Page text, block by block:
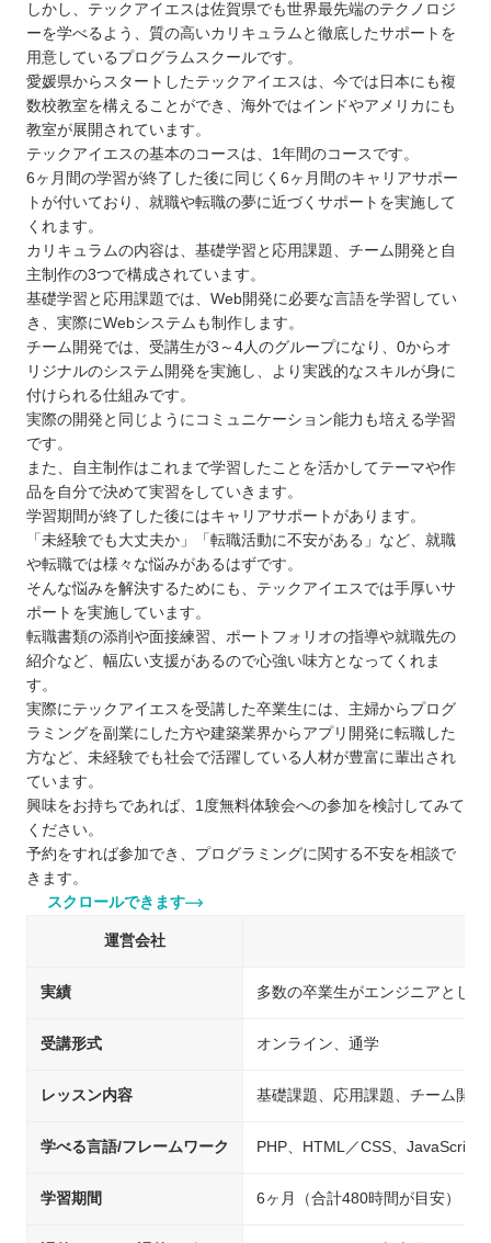
しかし、テックアイエスは佐賀県でも世界最先端のテクノロジ
ーを学べるよう、質の高いカリキュラムと徹底したサポートを
用意しているプログラムスクールです。
愛媛県からスタートしたテックアイエスは、今では日本にも複
数校教室を構えることができ、海外ではインドやアメリカにも
教室が展開されています。
テックアイエスの基本のコースは、1年間のコースです。
6ヶ月間の学習が終了した後に同じく6ヶ月間のキャリアサポー
トが付いており、就職や転職の夢に近づくサポートを実施して
くれます。
カリキュラムの内容は、基礎学習と応用課題、チーム開発と自
主制作の3つで構成されています。
基礎学習と応用課題では、Web開発に必要な言語を学習してい
き、実際にWebシステムも制作します。
チーム開発では、受講生が3～4人のグループになり、0からオ
リジナルのシステム開発を実施し、より実践的なスキルが身に
付けられる仕組みです。
実際の開発と同じようにコミュニケーション能力も培える学習
です。
また、自主制作はこれまで学習したことを活かしてテーマや作
品を自分で決めて実習をしていきます。
学習期間が終了した後にはキャリアサポートがあります。
「未経験でも大丈夫か」「転職活動に不安がある」など、就職
や転職では様々な悩みがあるはずです。
そんな悩みを解決するためにも、テックアイエスでは手厚いサ
ポートを実施しています。
転職書類の添削や面接練習、ポートフォリオの指導や就職先の
紹介など、幅広い支援があるので心強い味方となってくれま
す。
実際にテックアイエスを受講した卒業生には、主婦からプログ
ラミングを副業にした方や建築業界からアプリ開発に転職した
方など、未経験でも社会で活躍している人材が豊富に輩出され
ています。
興味をお持ちであれば、1度無料体験会への参加を検討してみて
ください。
予約をすれば参加でき、プログラミングに関する不安を相談で
きます。
スクロールできます
運営会社
実績 多数の卒業生がエンジニアとして
受講形式 オンライン、通学
レッスン内容 基礎課題、応用課題、チーム開発
学べる言語/フレームワーク PHP、HTML／CSS、JavaScript
学習期間 6ヶ月（合計480時間が目安）